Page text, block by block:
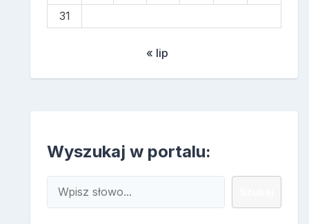
31
« lip
Wyszukaj w portalu: